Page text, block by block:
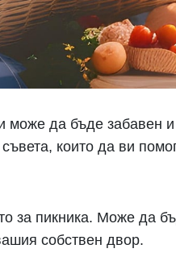
може да бъде забавен
които да ви
за пикника. Може да
собствен двор.